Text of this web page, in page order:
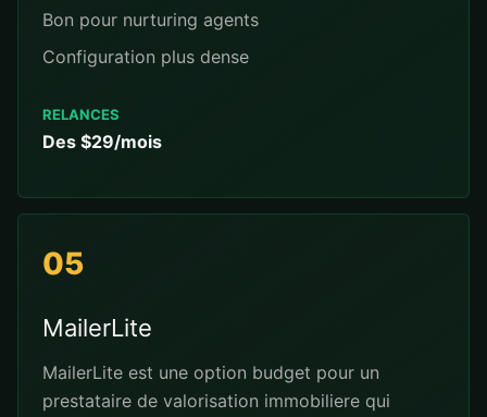
Bon pour nurturing agents
Configuration plus dense
RELANCES
Des $29/mois
05
MailerLite
MailerLite est une option budget pour un
prestataire de valorisation immobiliere qui